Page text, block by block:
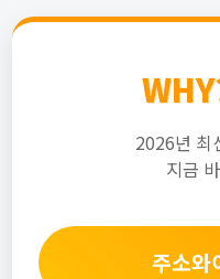
2026년 최
지금
주소와